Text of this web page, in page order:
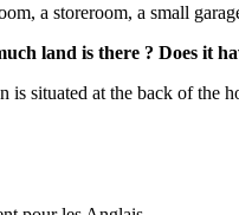
a storeroom, a small
land is there ? Does it
situated at the back of the